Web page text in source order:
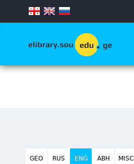
.
GEO RUS ENG ABH MISC